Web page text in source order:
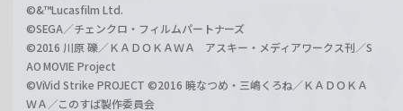
©&™Lucasfilm Ltd.
©SEGA／チェンクロ・フィルムパートナーズ
©2016 川原 礫／ＫＡＤＯＫＡＷＡ アスキー・メディアワークス刊／S
AO MOVIE Project
©ViVid Strike PROJECT ©2016 暁なつめ・三嶋くろね／ＫＡＤＯＫＡ
ＷＡ／このすば製作委員会